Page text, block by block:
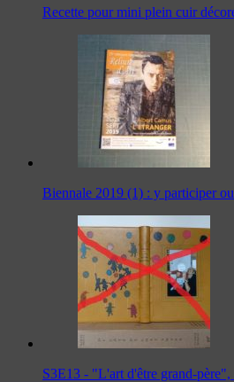
Recette pour mini plein cuir
Biennale 2019 (1) : y participer
S3E13 - "L'art d'être grand-père",